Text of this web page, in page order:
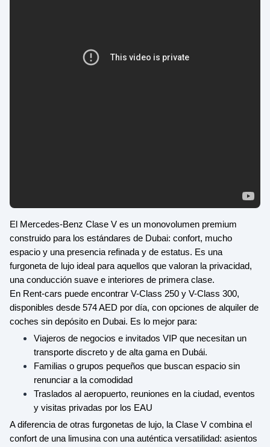
El Mercedes-Benz Clase V es un monovolumen premium
construido para los estándares de Dubai: confort, mucho
espacio y una presencia refinada y de estatus. Es una
furgoneta de lujo ideal para aquellos que valoran la privacidad,
una conducción suave e interiores de primera clase.
En Rent-cars puede encontrar V-Class 250 y V-Class 300,
disponibles desde 574 AED por día, con opciones de alquiler de
coches sin depósito en Dubai. Es lo mejor para:
Viajeros de negocios e invitados VIP que necesitan un
transporte discreto y de alta gama en Dubái.
Familias o grupos pequeños que buscan espacio sin
renunciar a la comodidad
Traslados al aeropuerto, reuniones en la ciudad, eventos
y visitas privadas por los EAU
A diferencia de otras furgonetas de lujo, la Clase V combina el
confort de una limusina con una auténtica versatilidad: asientos